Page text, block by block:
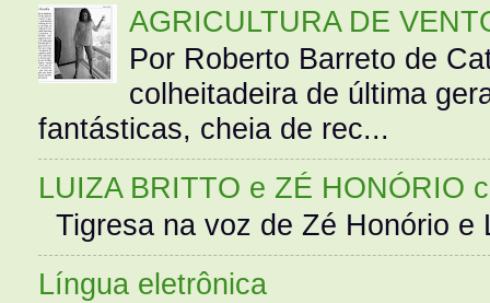
AGRICULTURA DE
Por Roberto Barreto de
colheitadeira de última
fantásticas, cheia de rec...
LUIZA BRITTO e ZÉ HONÓRIO
Tigresa na voz de Zé Honório
Língua eletrônica